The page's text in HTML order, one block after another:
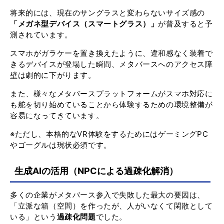
将来的には、現在のサングラスと変わらないサイズ感の
「メガネ型デバイス（スマートグラス）」 が普及すると予
測されています。
スマホがガラケーを置き換えたように、違和感なく装着で
きるデバイスが登場した瞬間、メタバースへのアクセス障
壁は劇的に下がります。
また、様々なメタバースプラットフォームがスマホ対応に
も舵を切り始めていることから体験するための環境整備が
容易になってきています。
※ただし、本格的なVR体験をするためにはゲーミングPC
やゴーグルは現状必須です。
生成AIの活用（NPCによる過疎化解消）
多くの企業がメタバース参入で失敗した最大の要因は、
「立派な箱（空間）を作ったが、人がいなくて閑散として
いる」という 過疎化問題でした。